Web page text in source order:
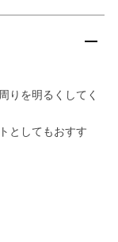
りを明るくしてく
としてもおすす